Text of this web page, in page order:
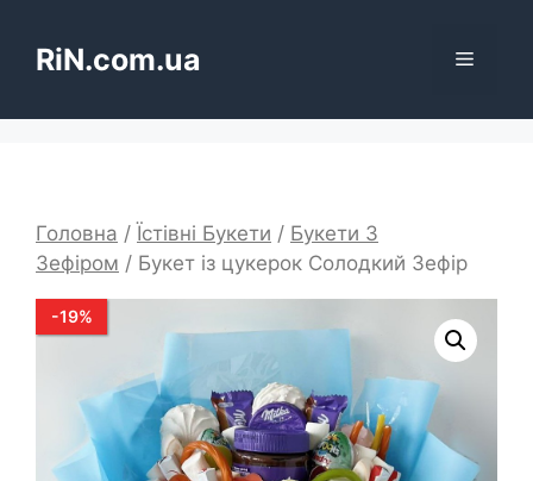
вмістуRiN.com.ua Меню
Головна / Їстівні Букети / Букети З
Зефіром / Букет із цукерок Солодкий Зефір
-19%